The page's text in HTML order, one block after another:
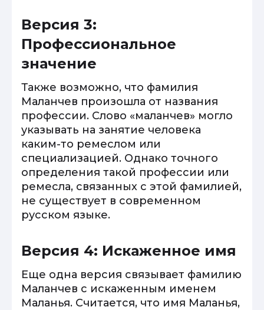
Версия 3:
Профессиональное
значение
Также возможно, что фамилия
Маланчев произошла от названия
профессии. Слово «маланчев» могло
указывать на занятие человека
каким-то ремеслом или
специализацией. Однако точного
определения такой профессии или
ремесла, связанных с этой фамилией,
не существует в современном
русском языке.
Версия 4: Искаженное имя
Еще одна версия связывает фамилию
Маланчев с искаженным именем
Маланья. Считается, что имя Маланья,